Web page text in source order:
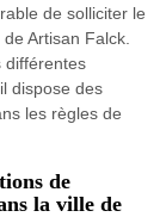
de solliciter le
Artisan Falck.
différentes
dispose des
les règles de
de
la ville de